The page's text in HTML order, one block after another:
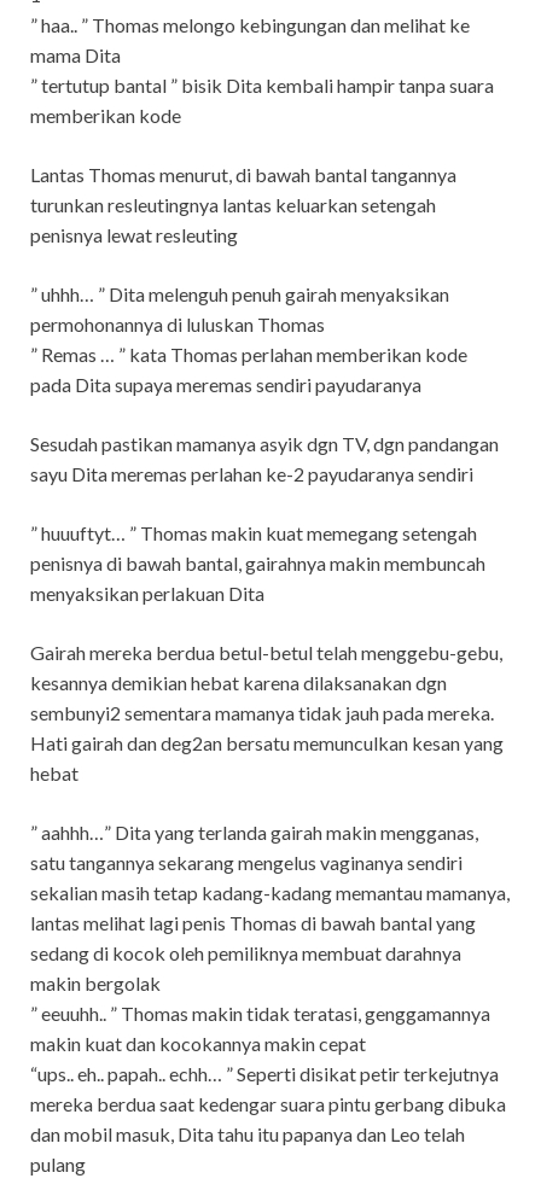
” haa.. ” Thomas melongo kebingungan dan melihat ke
mama Dita
” tertutup bantal ” bisik Dita kembali hampir tanpa suara
memberikan kode
Lantas Thomas menurut, di bawah bantal tangannya
turunkan resleutingnya lantas keluarkan setengah
penisnya lewat resleuting
” uhhh… ” Dita melenguh penuh gairah menyaksikan
permohonannya di luluskan Thomas
” Remas … ” kata Thomas perlahan memberikan kode
pada Dita supaya meremas sendiri payudaranya
Sesudah pastikan mamanya asyik dgn TV, dgn pandangan
sayu Dita meremas perlahan ke-2 payudaranya sendiri
” huuuftyt… ” Thomas makin kuat memegang setengah
penisnya di bawah bantal, gairahnya makin membuncah
menyaksikan perlakuan Dita
Gairah mereka berdua betul-betul telah menggebu-gebu,
kesannya demikian hebat karena dilaksanakan dgn
sembunyi2 sementara mamanya tidak jauh pada mereka.
Hati gairah dan deg2an bersatu memunculkan kesan yang
hebat
” aahhh…” Dita yang terlanda gairah makin mengganas,
satu tangannya sekarang mengelus vaginanya sendiri
sekalian masih tetap kadang-kadang memantau mamanya,
lantas melihat lagi penis Thomas di bawah bantal yang
sedang di kocok oleh pemiliknya membuat darahnya
makin bergolak
” eeuuhh.. ” Thomas makin tidak teratasi, genggamannya
makin kuat dan kocokannya makin cepat
“ups.. eh.. papah.. echh… ” Seperti disikat petir terkejutnya
mereka berdua saat kedengar suara pintu gerbang dibuka
dan mobil masuk, Dita tahu itu papanya dan Leo telah
pulang